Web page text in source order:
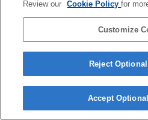
タッチシャッターは使用できません。
ご利用条件 プライバシーポリシー
Review our Cookie Policyfor
Customize
Reject
Accept